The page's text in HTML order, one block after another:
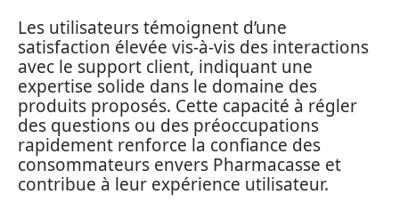
Les utilisateurs témoignent d’une
satisfaction élevée vis-à-vis des interactions
avec le support client, indiquant une
expertise solide dans le domaine des
produits proposés. Cette capacité à régler
des questions ou des préoccupations
rapidement renforce la confiance des
consommateurs envers Pharmacasse et
contribue à leur expérience utilisateur.